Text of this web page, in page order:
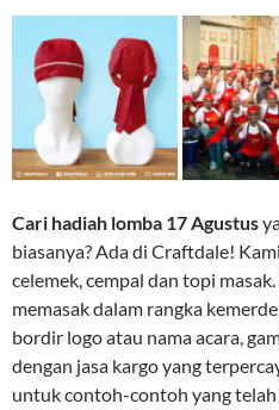
Cari hadiah lomba 17 Agustus
biasanya? Ada di Craftdale!
celemek, cempal dan topi
memasak dalam rangka
bordir logo atau nama acara,
dengan jasa kargo yang
untuk contoh-contoh yang